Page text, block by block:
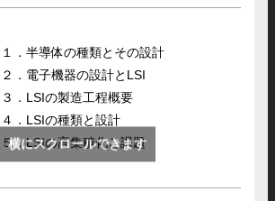
１．半導体の種類とその設計
２．電子機器の設計とLSI
３．LSIの製造工程概要
４．LSIの種類と設計
５．LSIの高集積化と課題
横にスクロールできます